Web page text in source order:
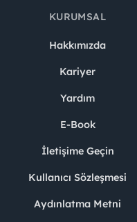
KURUMSAL
Hakkımızda
Kariyer
Yardım
E-Book
İletişime Geçin
Kullanıcı Sözleşmesi
Aydınlatma Metni